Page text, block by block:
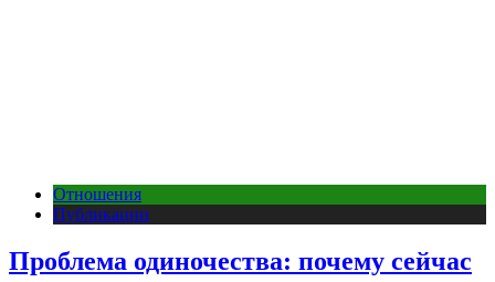
Отношения
Публикации
Проблема одиночества: почему сейчас